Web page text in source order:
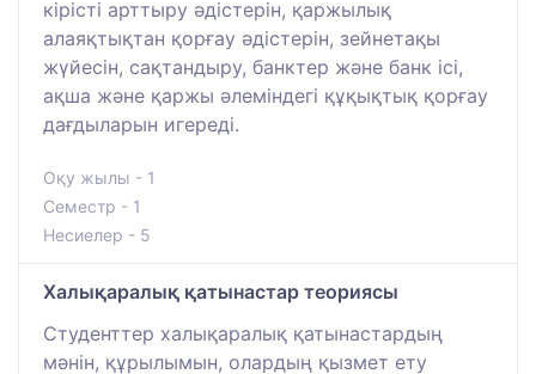
кірісті арттыру әдістерін, қаржылық
алаяқтықтан қорғау әдістерін, зейнетақы
жүйесін, сақтандыру, банктер және банк ісі,
ақша және қаржы әлеміндегі құқықтық қорғау
дағдыларын игереді.
Оқу жылы - 1
Семестр - 1
Несиелер - 5
Халықаралық қатынастар теориясы
Студенттер халықаралық қатынастардың
мәнін, құрылымын, олардың қызмет ету